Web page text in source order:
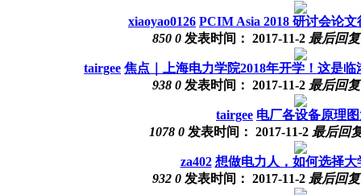
xiaoyao0126 PCIM Asia 2018 研讨会论
850 0 发表时间： 2017-11-2 最后回
tairgee 焦点｜上海电力学院2018年开学！这是
938 0 发表时间： 2017-11-2 最后回
tairgee 电厂各设备原理
1078 0 发表时间： 2017-11-2 最后回
za402 想做电力人，如何选择大
932 0 发表时间： 2017-11-2 最后回